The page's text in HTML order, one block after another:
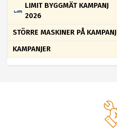
LIMIT BYGGMÄT KAMPANJ
2026
STÖRRE MASKINER PÅ KAMPANJ
KAMPANJER